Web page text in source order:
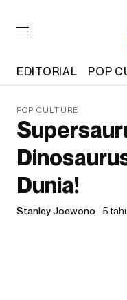
EDITORIAL POP
POP CULTURE
Dunia!
Stanley Joewono 5